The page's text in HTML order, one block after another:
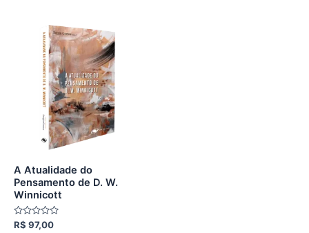
A Atualidade do
Pensamento de D. W.
Winnicott
Avaliação
R$ 97,00